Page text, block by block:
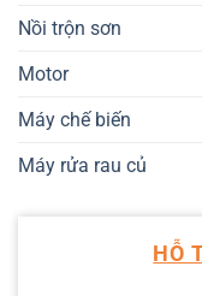
Nồi trộn sơn
Motor
Máy chế biến
Máy rửa rau củ
HỖ